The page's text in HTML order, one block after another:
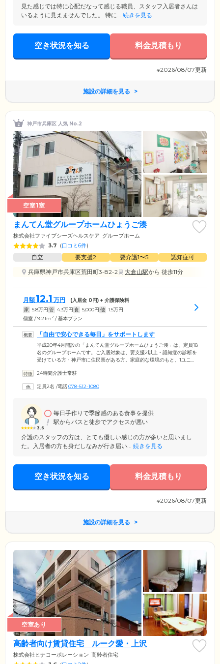
見た感じでは特に心配だなって感じる職員、スタッフ入居者さんは
いるように見えませんでした。 特に... 続きを見る
空き状況を知る 料金見積もり
※2026/08/07更新
施設の詳細を見る
神戸市兵庫区 人気 No.2
空室1室
まんてん堂グループホームひょうご湊
株式会社ファイブシーズヘルスケア グループホーム
3.7 (口コミ6件)
自立 要支援2 要介護1〜5
認知症可
兵庫県神戸市兵庫区荒田町3-82-2
大倉山駅から 徒歩11分
月額12.1 万円 (入居金 0円) + 介護保険料
家 5.8万円 管 4.3万円 食 5,000円 他 1.5万円
個室 / 9.21m2 / 基本プラン
「自由で安心できる毎日」をサポートします
平成20年4月開設の「まんてん堂グループホームひょうご湊」は、定員18
名のグループホームです。ご入居対象は、要支援2以上・認知症の診断を
受けている方・神戸市に住民票がある方。家庭的な環境のもと、1ユニッ
のは「その人らしさ」。一律でケアを行うのではなく、お一人おひとり
れるようサポートしています。認知機能・身体機能の維持のため、家事
しています。
24時間介護士常駐
定員2名 /電話078-512-1080
3.6
毎日手作りで季節感のある食事を提供
駅からバスと徒歩でアクセスが悪い
介護のスタッフの方は、とても優しい感じの方が多いと思いまし
た。入居者の方も身だしなみが行き届い... 続きを見る
空き状況を知る 料金見積もり
※2026/08/07更新
施設の詳細を見る
空室あり
高齢者向け賃貸住宅 ルーク愛・上沢
株式会社ヒナコーポレーション 高齢者住宅